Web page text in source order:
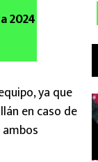
2024
ya que
en caso de